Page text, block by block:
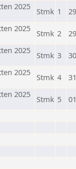
2025
Stmk 1
2025
Stmk 2
2025
Stmk 3
2025
Stmk 4
2025
Stmk 5